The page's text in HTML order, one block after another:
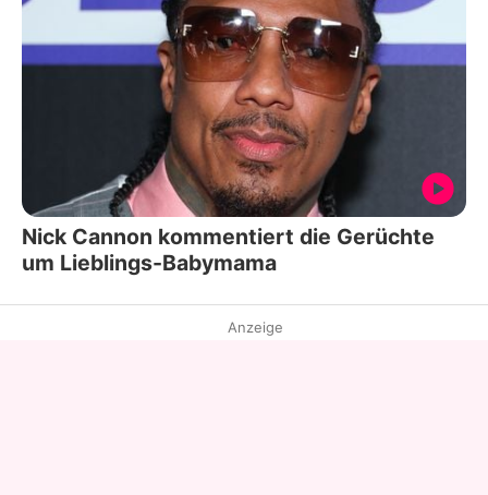
Nick Cannon kommentiert die Gerüchte
um Lieblings-Babymama
Anzeige